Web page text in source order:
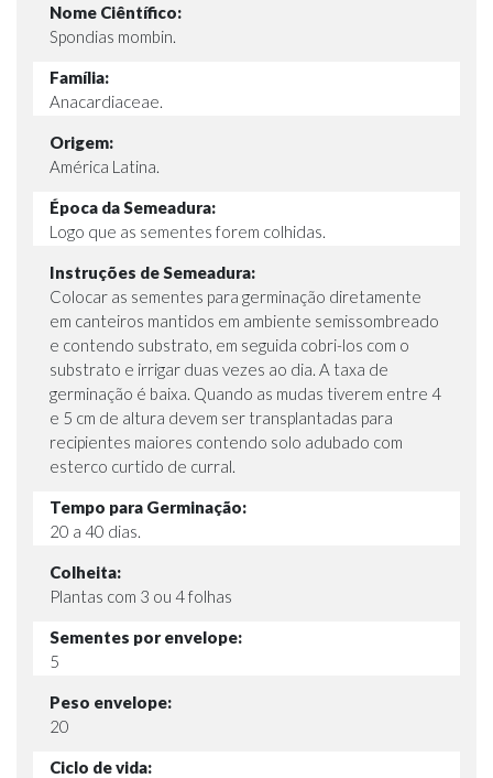
Nome Ciêntífico:
Spondias mombin.
Família:
Anacardiaceae.
Origem:
América Latina.
Época da Semeadura:
Logo que as sementes forem colhidas.
Instruções de Semeadura:
Colocar as sementes para germinação diretamente
em canteiros mantidos em ambiente semissombreado
e contendo substrato, em seguida cobri-los com o
substrato e irrigar duas vezes ao dia. A taxa de
germinação é baixa. Quando as mudas tiverem entre 4
e 5 cm de altura devem ser transplantadas para
recipientes maiores contendo solo adubado com
esterco curtido de curral.
Tempo para Germinação:
20 a 40 dias.
Colheita:
Plantas com 3 ou 4 folhas
Sementes por envelope:
5
Peso envelope:
20
Ciclo de vida: